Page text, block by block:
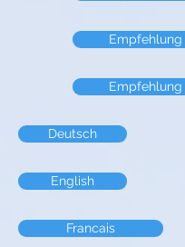
Empfehlung
Empfehlung
Deutsch
English
Francais